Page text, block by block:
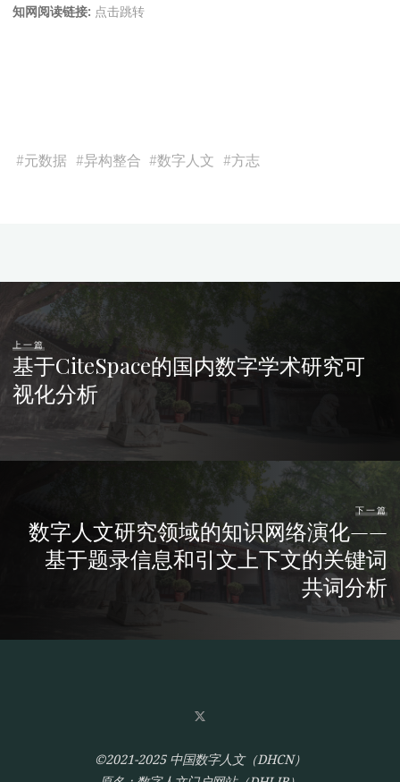
知网阅读链接: 点击跳转
#元数据 #异构整合 #数字人文 #方志
上一篇
基于CiteSpace的国内数字学术研究可
视化分析
下一篇
数字人文研究领域的知识网络演化——
基于题录信息和引文上下文的关键词
共词分析
©2021-2025 中国数字人文（DHCN）